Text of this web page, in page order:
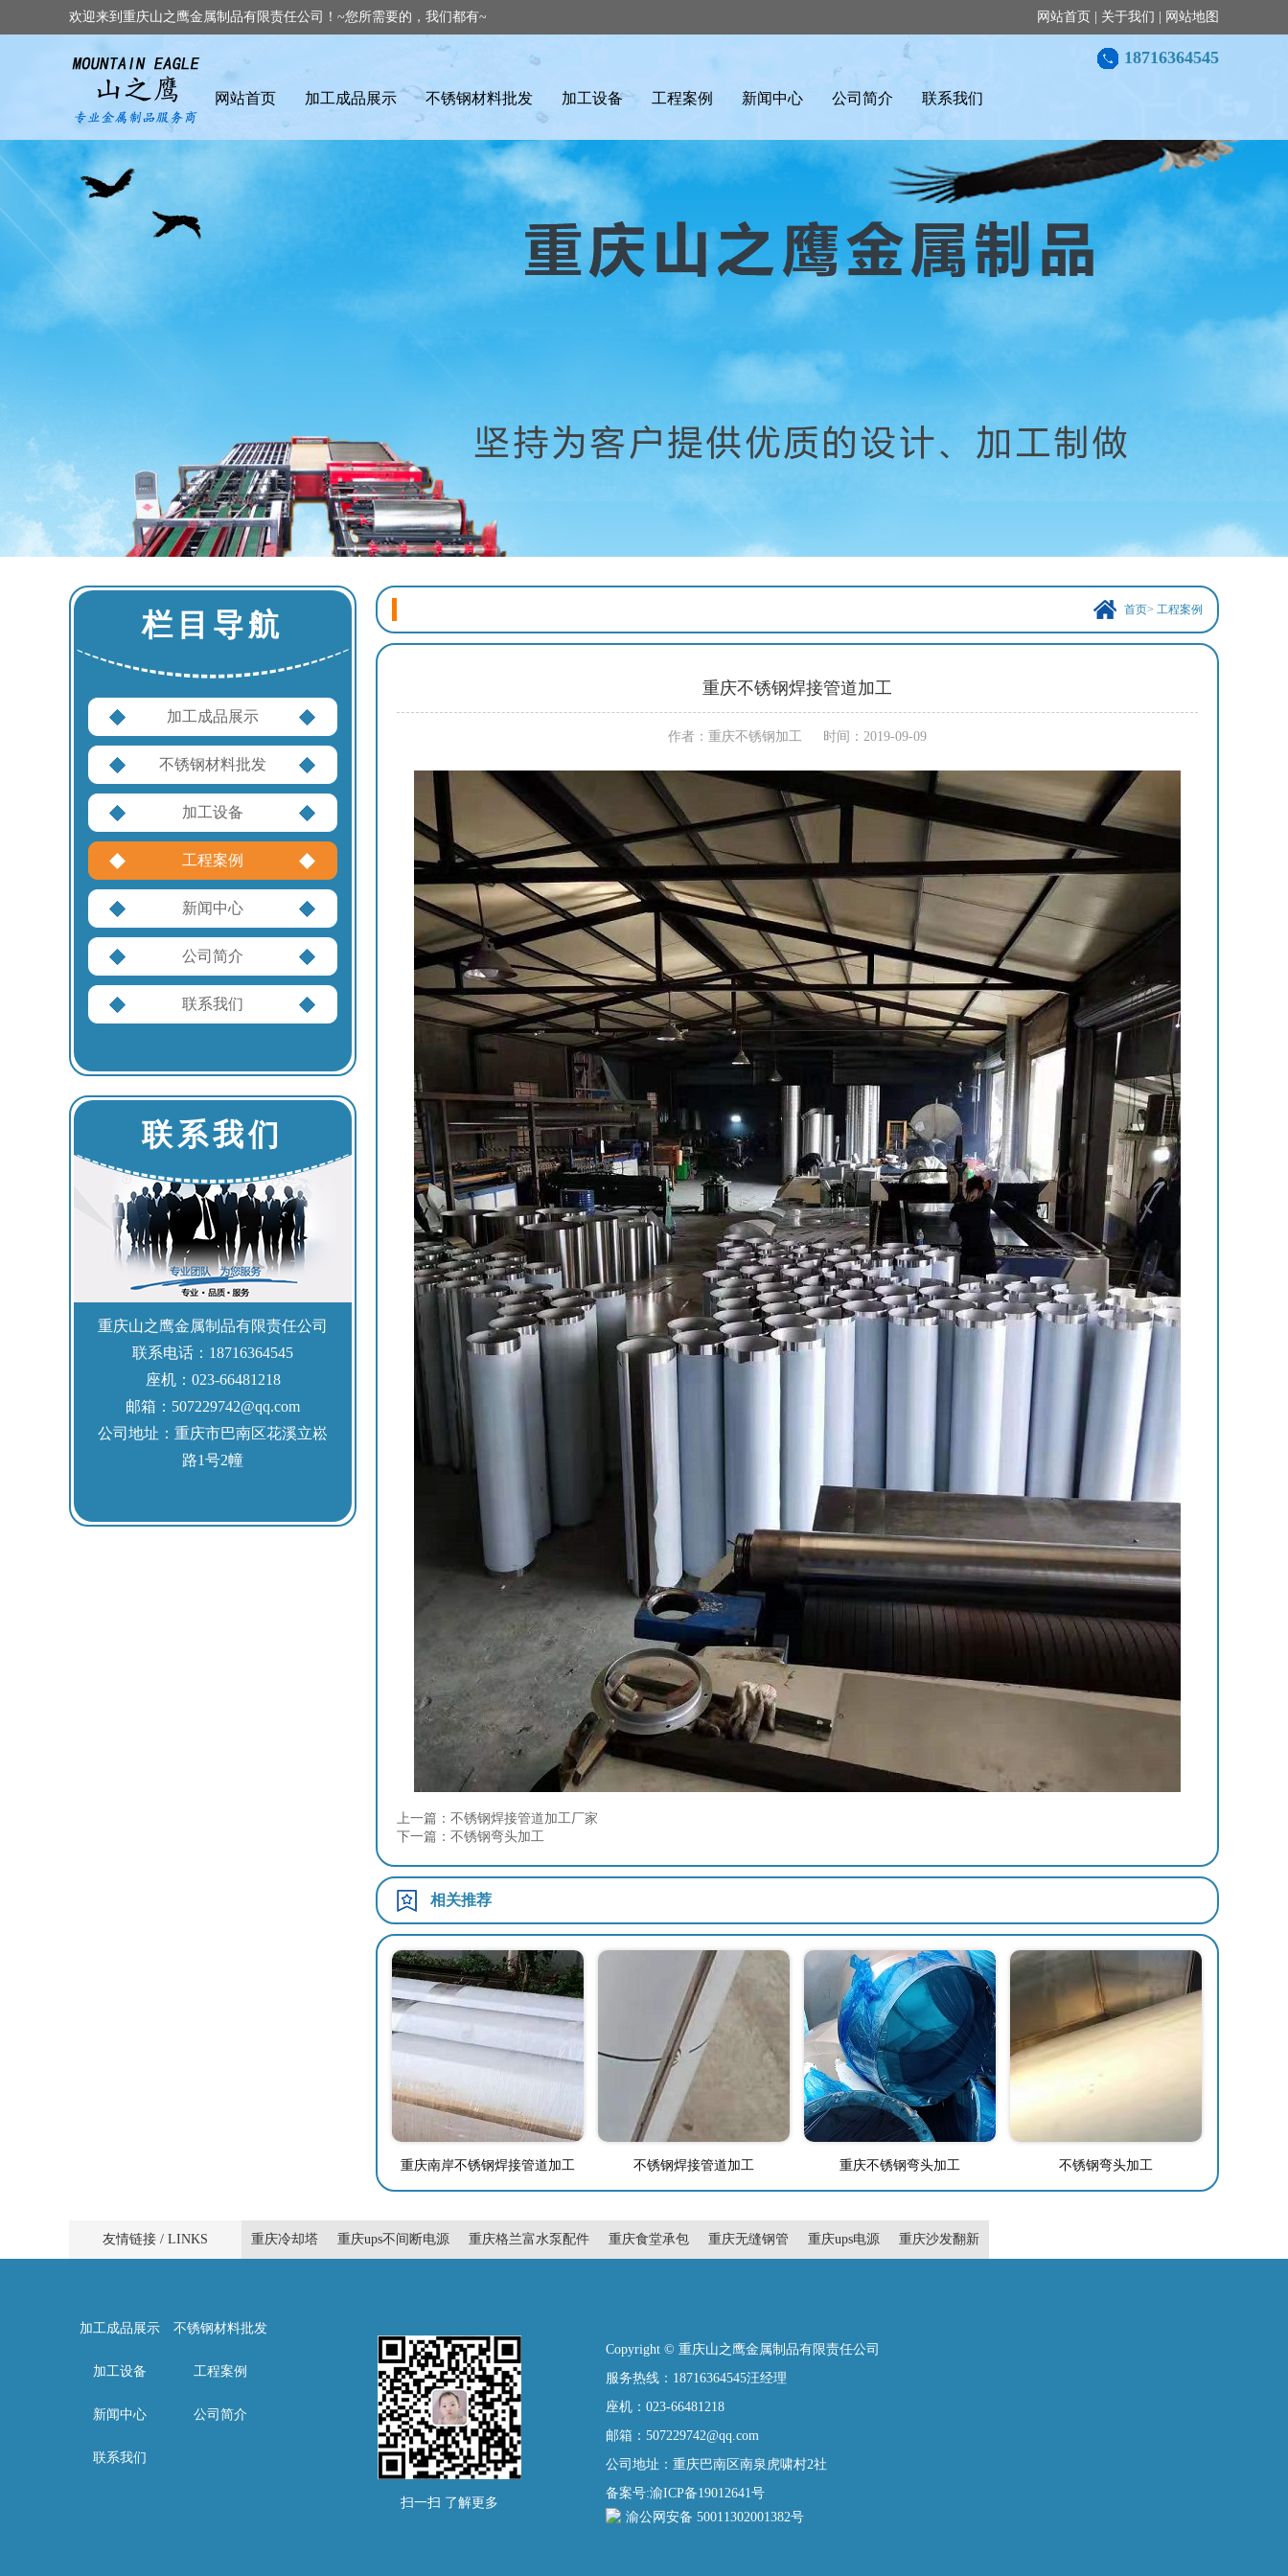
欢迎来到重庆山之鹰金属制品有限责任公司！~您所需要的，我们都有~ 网站首页 关于我们 网站地图
18716364545
网站首页 加工成品展示 不锈钢材料批发 加工设备 工程案例 新闻中心 公司简介 联系我们
栏目导航
加工成品展示
不锈钢材料批发
加工设备
工程案例
新闻中心
公司简介
联系我们
联系我们
重庆山之鹰金属制品有限责任公司
联系电话：18716364545
座机：023-66481218
邮箱：507229742@qq.com
公司地址：重庆市巴南区花溪立崧
路1号2幢
首页> 工程案例
重庆不锈钢焊接管道加工
作者：重庆不锈钢加工 时间：2019-09-09
上一篇：不锈钢焊接管道加工厂家
下一篇：不锈钢弯头加工
相关推荐
重庆南岸不锈钢焊接管道加工 不锈钢焊接管道加工 重庆不锈钢弯头加工 不锈钢弯头加工
友情链接 / LINKS 重庆冷却塔 重庆ups不间断电源 重庆格兰富水泵配件 重庆食堂承包 重庆无缝钢管 重庆ups电源 重庆沙发翻新
加工成品展示 不锈钢材料批发
加工设备 工程案例
新闻中心 公司简介
联系我们
扫一扫 了解更多
Copyright © 重庆山之鹰金属制品有限责任公司
服务热线：18716364545汪经理
座机：023-66481218
邮箱：507229742@qq.com
公司地址：重庆巴南区南泉虎啸村2社
备案号:渝ICP备19012641号
渝公网安备 50011302001382号